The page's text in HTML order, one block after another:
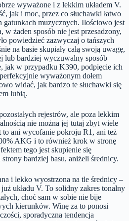
wyważone i z lekkim układem V.
jak i moc, przez co słuchawki łatwo
gatunkach muzycznych. Ilościowo jest
w żaden sposób nie jest przesadzony,
powiedzieć zazwyczaj o tańszych
na basie skupiały całą swoją uwagę,
lub bardziej wyczuwalny sposób
jak w przypadku K390, podpięcie ich
wyważonym dołem
widać, jak bardzo te słuchawki się
lubią.
rejestrów, ale poza lekkim
nie można jej tutaj zbyt wiele
to ani wycofanie pokroju R1, ani też
AKG i to również krok w stronę
tego jest skupienie się
strony bardziej basu, aniżeli średnicy.
i lekko wyostrzona na tle średnicy –
układu V. To solidny zakres tonalny
choć sam w sobie nie bije
kierunków. Winę za to ponosi
sporadyczna tendencja